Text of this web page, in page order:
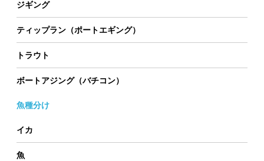
ジギング
ティップラン（ポートエギング）
トラウト
ボートアジング（バチコン）
魚種分け
イカ
魚